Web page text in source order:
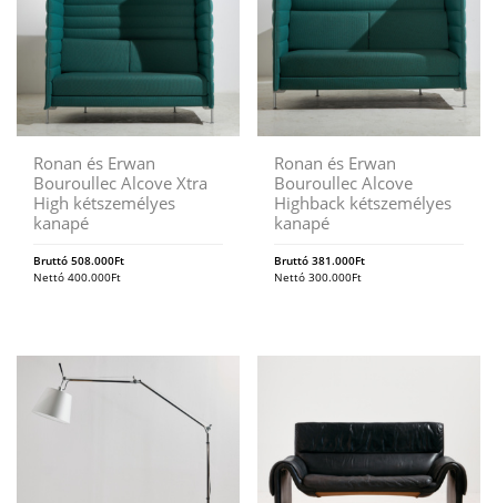
Ronan és Erwan
Bouroullec Alcove Xtra
High kétszemélyes
kanapé
Bruttó 508.000Ft
Nettó 400.000Ft
Ronan és Erwan
Bouroullec Alcove
Highback kétszemélyes
kanapé
Bruttó381.000Ft
Nettó300.000Ft